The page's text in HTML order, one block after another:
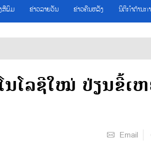
ພິມ ຂ່າວ​ລາຍ​ວັນ ຂ່າວຄືນຫລັງ ນິຕິກຳຕ້ານກ
ນໂລຊີໃໝ່ ປ່ຽນຂີ້ເ
Email